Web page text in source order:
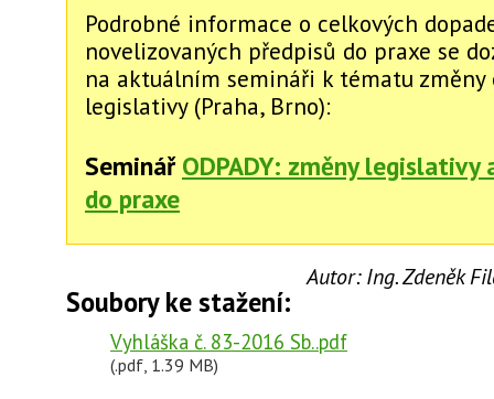
Podrobné informace o celkových
novelizovaných předpisů do praxe se
na aktuálním semináři k tématu změny
legislativy (Praha, Brno):
Seminář ODPADY: změny legislativy
do praxe
Autor:Ing. Zdeněk
Soubory ke stažení:
Vyhláška č. 83-2016 Sb..pdf
(.pdf, 1.39 MB)